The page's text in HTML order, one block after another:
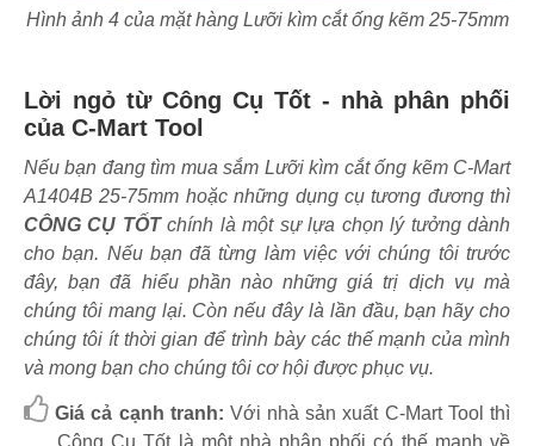
Hình ảnh 4 của mặt hàng Lưỡi kìm cắt ống kẽm 25-75mm
Lời ngỏ từ Công Cụ Tốt - nhà phân phối
của C-Mart Tool
Nếu bạn đang tìm mua sắm Lưỡi kìm cắt ống kẽm C-Mart
A1404B 25-75mm hoặc những dụng cụ tương đương thì
CÔNG CỤ TỐTchính là một sự lựa chọn lý tưởng dành
cho bạn. Nếu bạn đã từng làm việc với chúng tôi trước
đây, bạn đã hiểu phần nào những giá trị dịch vụ mà
chúng tôi mang lại. Còn nếu đây là lần đầu, bạn hãy cho
chúng tôi ít thời gian để trình bày các thế mạnh của mình
và mong bạn cho chúng tôi cơ hội được phục vụ.
Giá cả cạnh tranh: Với nhà sản xuất C-Mart Tool thì